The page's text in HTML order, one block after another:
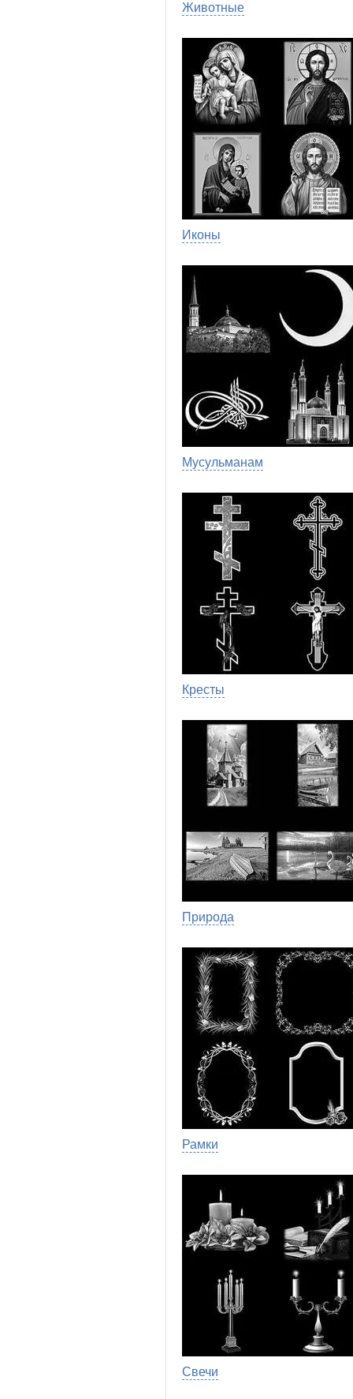
Животные
Иконы
Мусульманам
Кресты
Природа
Рамки
Свечи